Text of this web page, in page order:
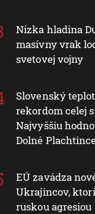
Nízka hladina
masívny vrak
svetovej vojny
Slovenský
rekordom celej
Najvyššiu
Dolné
EÚ zavádza
Ukrajincov,
ruskou agresiou